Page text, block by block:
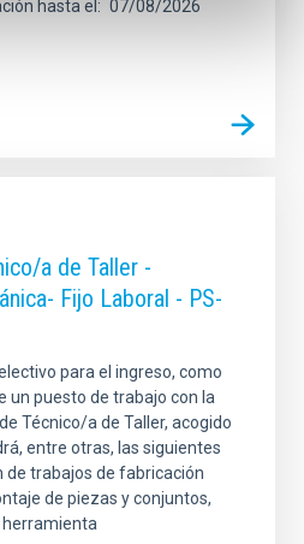
hasta el
07/08/2026
a de Taller -
Fijo Laboral - PS-
para el ingreso, como
un puesto de trabajo con la
Técnico/a de Taller, acogido
entre otras, las siguientes
de trabajos de fabricación
de piezas y conjuntos,